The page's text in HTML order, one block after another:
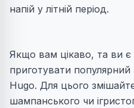
напій у літній період.
Якщо вам цікаво, та ви є
приготувати
Hugo. Для цього
шампанського чи